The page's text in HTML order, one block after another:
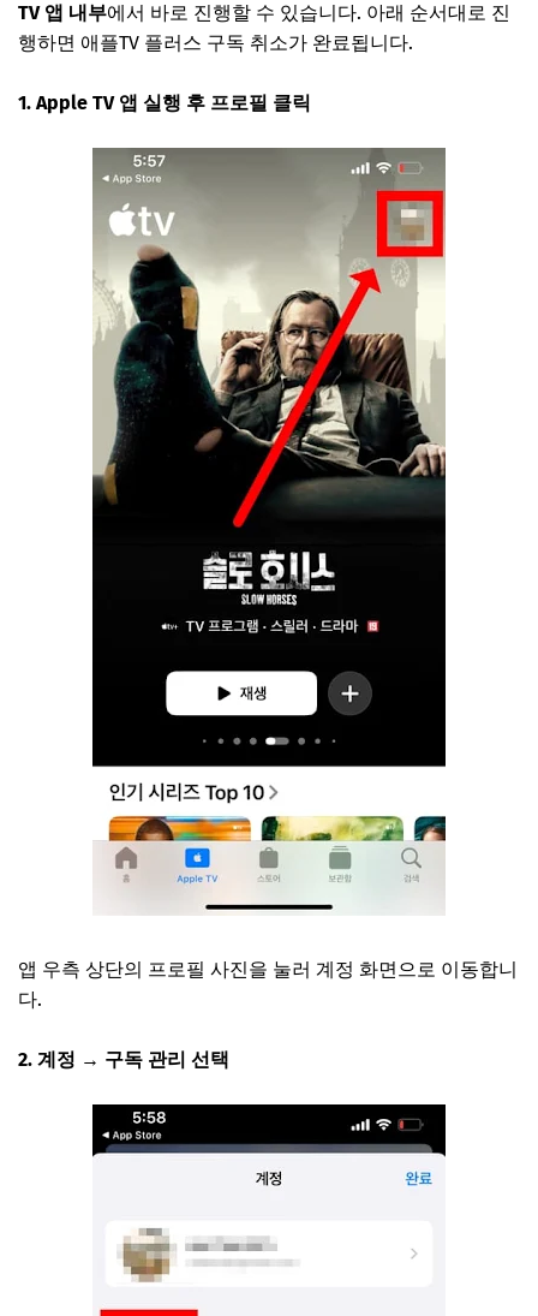
TV 앱 내부에서 바로 진행할 수 있습니다. 아래 순서대로 진
행하면 애플TV 플러스 구독 취소가 완료됩니다.
1. Apple TV 앱 실행 후 프로필 클릭
앱 우측 상단의 프로필 사진을 눌러 계정 화면으로 이동합니
다.
2. 계정 → 구독 관리 선택